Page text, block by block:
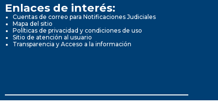
Enlaces de interés:
Cuentas de correo para Notificaciones Judiciales
Mapa del sitio
Políticas de privacidad y condiciones de uso
Sitio de atención al usuario
Transparencia y Acceso a la información